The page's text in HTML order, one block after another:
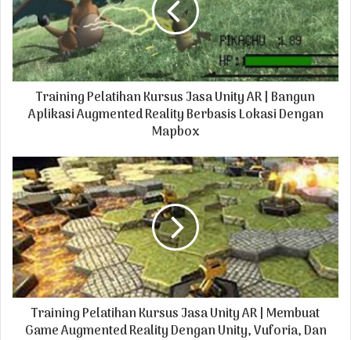
a
i
a
d
s
Training Pelatihan Kursus Jasa Unity AR | Bangun
Aplikasi Augmented Reality Berbasis Lokasi Dengan
Mapbox
Training Pelatihan Kursus Jasa Unity AR | Membuat
Game Augmented Reality Dengan Unity, Vuforia, Dan